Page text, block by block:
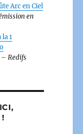
Arc en Ciel
en
la 1
– Redifs